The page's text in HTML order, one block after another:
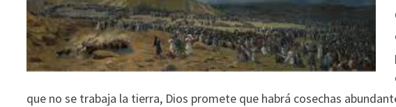
que no se trabaja la tierra, Dios promete que habrá cosechas